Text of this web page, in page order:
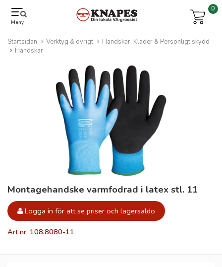
Meny
0
Startsidan Verktyg & övrigt
Handskar, Kläder & Personligt skydd
Handskar
Montagehandske varmfodrad i latex stl. 11
Logga in för att se priser och lagersaldo
Art.nr: 108.8080-11